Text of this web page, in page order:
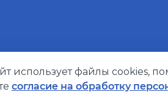
компас, 2026
использует файлы cookies,
согласие на обработку